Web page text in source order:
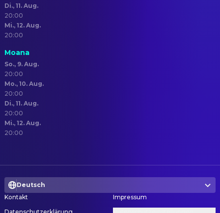
Di., 11. Aug.
20:00
Mi., 12. Aug.
20:00
Moana
So., 9. Aug.
20:00
Mo., 10. Aug.
20:00
Di., 11. Aug.
20:00
Mi., 12. Aug.
20:00
Deutsch
Kontakt
Impressum